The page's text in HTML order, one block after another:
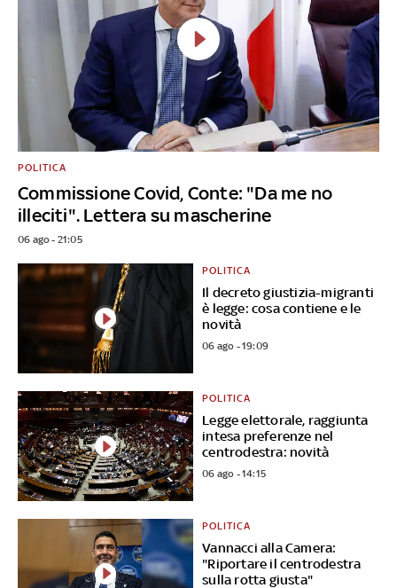
Commissione Covid, Conte: "Da me no
illeciti". Lettera su mascherine
POLITICA
06 ago - 21:05
Il decreto giustizia-migranti
è legge: cosa contiene e le
novità
POLITICA
06 ago - 19:09
Legge elettorale, raggiunta
intesa preferenze nel
centrodestra: novità
POLITICA
06 ago - 14:15
Vannacci alla Camera:
"Riportare il centrodestra
sulla rotta giusta"
POLITICA